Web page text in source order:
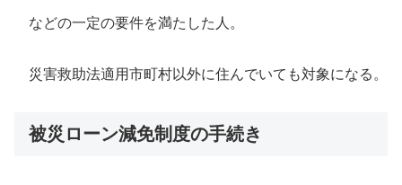
などの一定の要件を満たした人。
災害救助法適用市町村以外に住んでいても対象になる。
被災ローン減免制度の手続き